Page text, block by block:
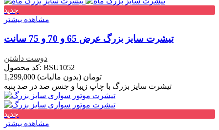
جدید
مشاهده بیشتر
تیشرت سایز بزرگ عرض 65 و 70 و 75 سانت
دوست داشتن
کد محصول: BSU1052
1,299,000 تومان (بدون مالیات)
تیشرت سایز بزرگ با چاپ زیبا و جنس صد در صد پنبه
جدید
مشاهده بیشتر